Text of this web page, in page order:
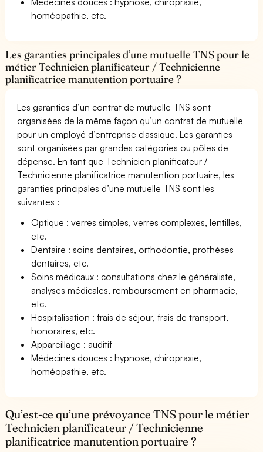
homéopathie, etc.
Les garanties principales d’une mutuelle TNS pour le
métier Technicien planificateur / Technicienne
planificatrice manutention portuaire ?
Les garanties d’un contrat de mutuelle TNS sont
organisées de la même façon qu’un contrat de mutuelle
pour un employé d’entreprise classique. Les garanties
sont organisées par grandes catégories ou pôles de
dépense. En tant que Technicien planificateur /
Technicienne planificatrice manutention portuaire, les
garanties principales d’une mutuelle TNS sont les
suivantes :
Optique : verres simples, verres complexes, lentilles,
etc.
Dentaire : soins dentaires, orthodontie, prothèses
dentaires, etc.
Soins médicaux : consultations chez le généraliste,
analyses médicales, remboursement en pharmacie,
etc.
Hospitalisation : frais de séjour, frais de transport,
honoraires, etc.
Appareillage : auditif
Médecines douces : hypnose, chiropraxie,
homéopathie, etc.
Qu’est-ce qu’une prévoyance TNS pour le métier
Technicien planificateur / Technicienne
planificatrice manutention portuaire ?